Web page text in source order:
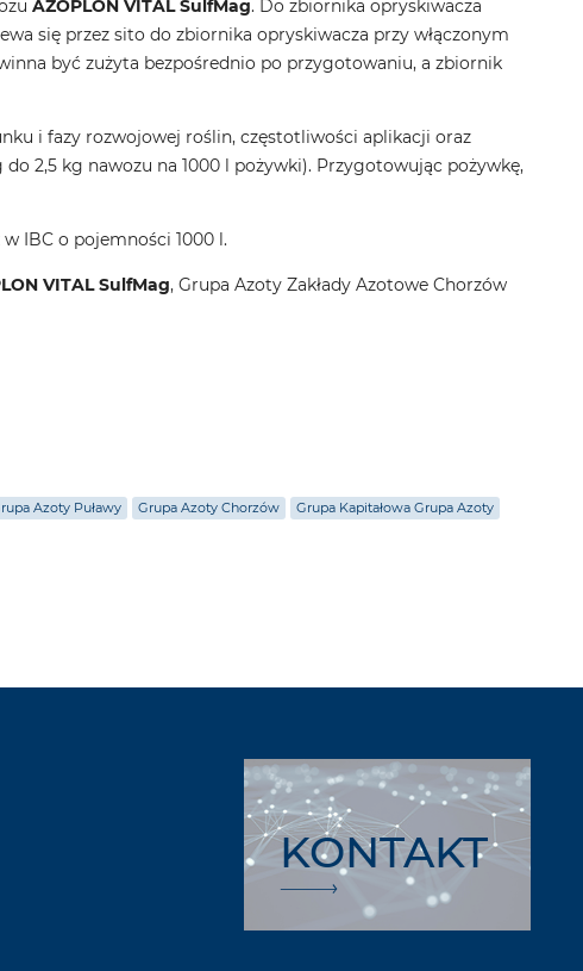
AZOPLON VITAL SulfMag. Do zbiornika opryskiwacza
się przez sito do zbiornika opryskiwacza przy włączonym
być zużyta bezpośrednio po przygotowaniu, a zbiornik
i fazy rozwojowej roślin, częstotliwości aplikacji oraz
2,5 kg nawozu na 1000 l pożywki). Przygotowując pożywkę,
IBC o pojemności 1000 l.
VITAL SulfMag, Grupa Azoty Zakłady Azotowe Chorzów
Azoty Puławy Grupa Azoty Chorzów Grupa Kapitałowa Grupa Azoty
KONTAKT